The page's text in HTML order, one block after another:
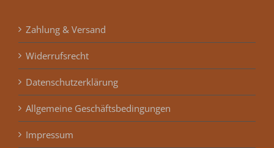
Zahlung & Versand
Widerrufsrecht
Datenschutzerklärung
Allgemeine Geschäftsbedingungen
Impressum